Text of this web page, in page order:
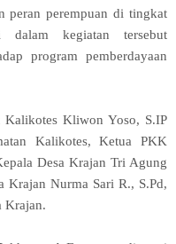
peran perempuan di tingkat
dalam kegiatan tersebut
program pemberdayaan
Kalikotes Kliwon Yoso, S.IP
Kalikotes, Ketua PKK
Desa Krajan Tri Agung
Krajan Nurma Sari R., S.Pd,
Krajan.